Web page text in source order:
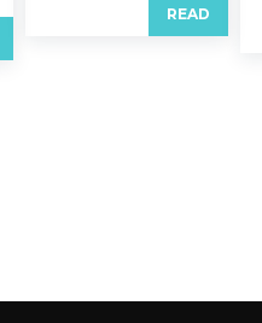
READ